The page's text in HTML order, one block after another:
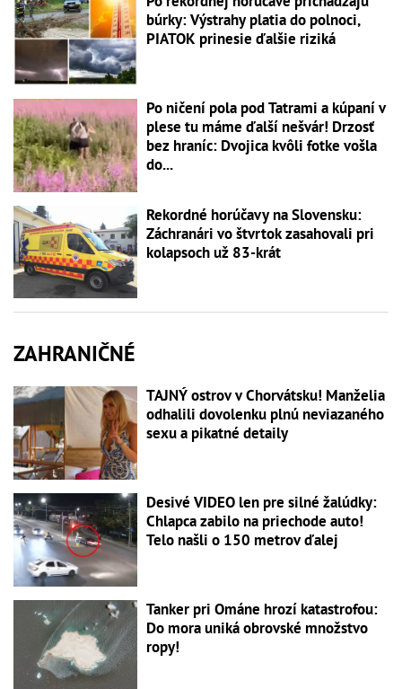
búrky: Výstrahy platia do polnoci,
PIATOK prinesie ďalšie riziká
Po ničení pola pod Tatrami a kúpaní v
plese tu máme ďalší nešvár! Drzosť
bez hraníc: Dvojica kvôli fotke vošla
do...
Rekordné horúčavy na Slovensku:
Záchranári vo štvrtok zasahovali pri
kolapsoch už 83-krát
ZAHRANIČNÉ
TAJNÝ ostrov v Chorvátsku! Manželia
odhalili dovolenku plnú neviazaného
sexu a pikatné detaily
Desivé VIDEO len pre silné žalúdky:
Chlapca zabilo na priechode auto!
Telo našli o 150 metrov ďalej
Tanker pri Ománe hrozí katastrofou:
Do mora uniká obrovské množstvo
ropy!